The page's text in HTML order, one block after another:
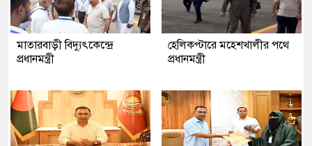
মাতারবাড়ী বিদ্যুৎকেন্দ্রে
প্রধানমন্ত্রী
হেলিকপ্টারে মহেশখালীর পথে
প্রধানমন্ত্রী